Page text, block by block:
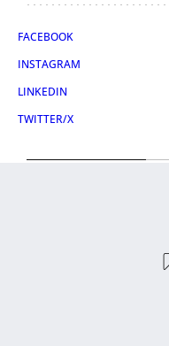
FACEBOOK
INSTAGRAM
LINKEDIN
TWITTER/X